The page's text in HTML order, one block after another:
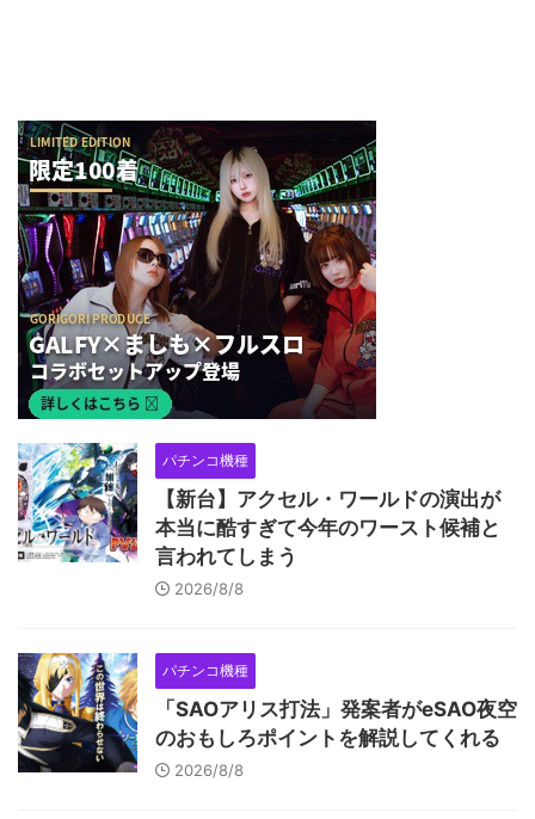
パチンコ機種
【新台】アクセル・ワールドの演出が
本当に酷すぎて今年のワースト候補と
言われてしまう
2026/8/8
パチンコ機種
「SAOアリス打法」発案者がeSAO夜空
のおもしろポイントを解説してくれる
2026/8/8